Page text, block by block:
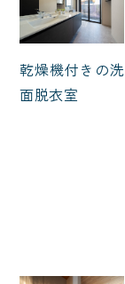
乾燥機付きの洗
面脱衣室